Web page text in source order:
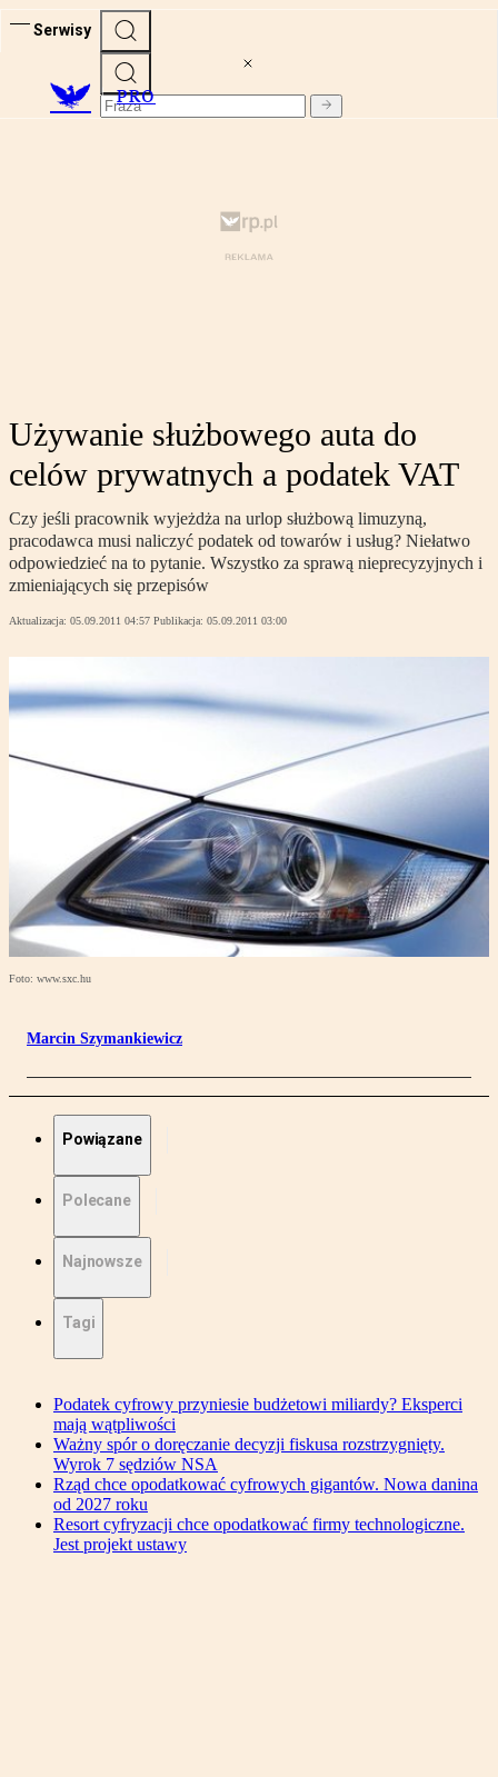
Serwisy
PRO
Używanie służbowego auta do
celów prywatnych a podatek VAT
Czy jeśli pracownik wyjeżdża na urlop służbową limuzyną,
pracodawca musi naliczyć podatek od towarów i usług? Niełatwo
odpowiedzieć na to pytanie. Wszystko za sprawą nieprecyzyjnych i
zmieniających się przepisów
Aktualizacja: 05.09.2011 04:57 Publikacja: 05.09.2011 03:00
Foto: www.sxc.hu
Marcin Szymankiewicz
Powiązane
Polecane
Najnowsze
Tagi
Podatek cyfrowy przyniesie budżetowi miliardy? Eksperci
mają wątpliwości
Ważny spór o doręczanie decyzji fiskusa rozstrzygnięty.
Wyrok 7 sędziów NSA
Rząd chce opodatkować cyfrowych gigantów. Nowa danina
od 2027 roku
Resort cyfryzacji chce opodatkować firmy technologiczne.
Jest projekt ustawy